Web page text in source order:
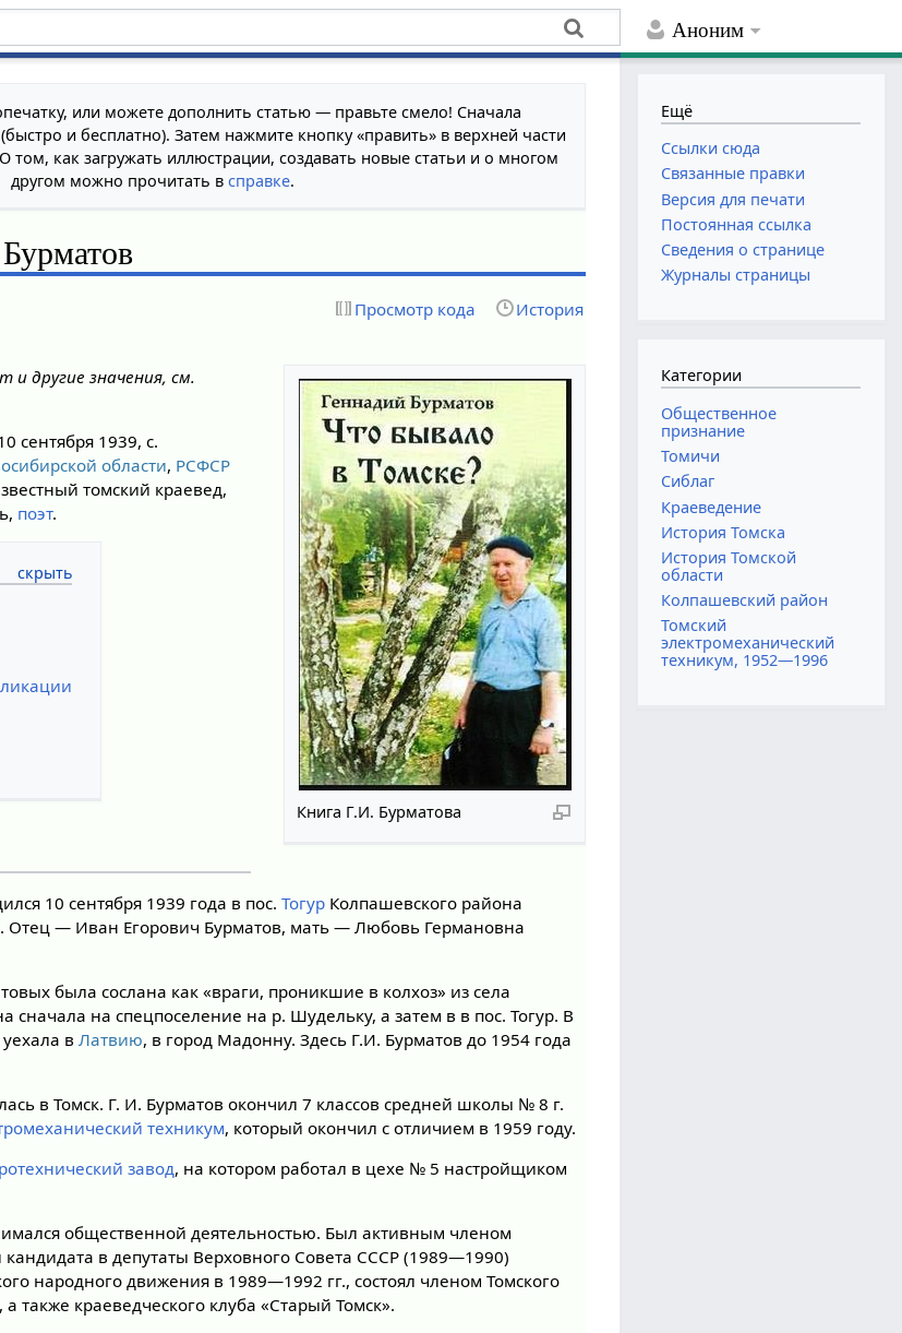
Аноним
или можете дополнить статью — правьте смело! Сначала
(быстро и бесплатно). Затем нажмите кнопку «править» в верхней части
том, как загружать иллюстрации, создавать новые статьи и о многом
другом можно прочитать в справке.
Просмотр кода История
Книга Г.И. Бурматова
другие значения, см.
сентября 1939, с.
области, РСФСР
томский краевед,
поэт.
10 сентября 1939 года в пос.Тогур Колпашевского района
Отец — Иван Егорович Бурматов, мать — Любовь Германовна
была сослана как «враги, проникшие в колхоз» из села
сначала на спецпоселение на р. Шудельку, а затем в в пос. Тогур. В
уехала вЛатвию, в город Мадонну. Здесь Г.И. Бурматов до 1954 года
в Томск. Г. И. Бурматов окончил 7 классов средней школы № 8 г.
техникум, который окончил с отличием в 1959 году.
завод, на котором работал в цехе № 5 настройщиком
общественной деятельностью. Был активным членом
в депутаты Верховного Совета СССР (1989—1990)
народного движения в 1989—1992 гг., состоял членом Томского
а также краеведческого клуба «Старый Томск».
Ещё
Ссылки сюда
Связанные правки
Версия для печати
Постоянная ссылка
Сведения о странице
Журналы страницы
Категории
Общественное
признание
Томичи
Сиблаг
Краеведение
История Томска
История Томской
области
Колпашевский район
Томский
электромеханический
техникум, 1952—1996